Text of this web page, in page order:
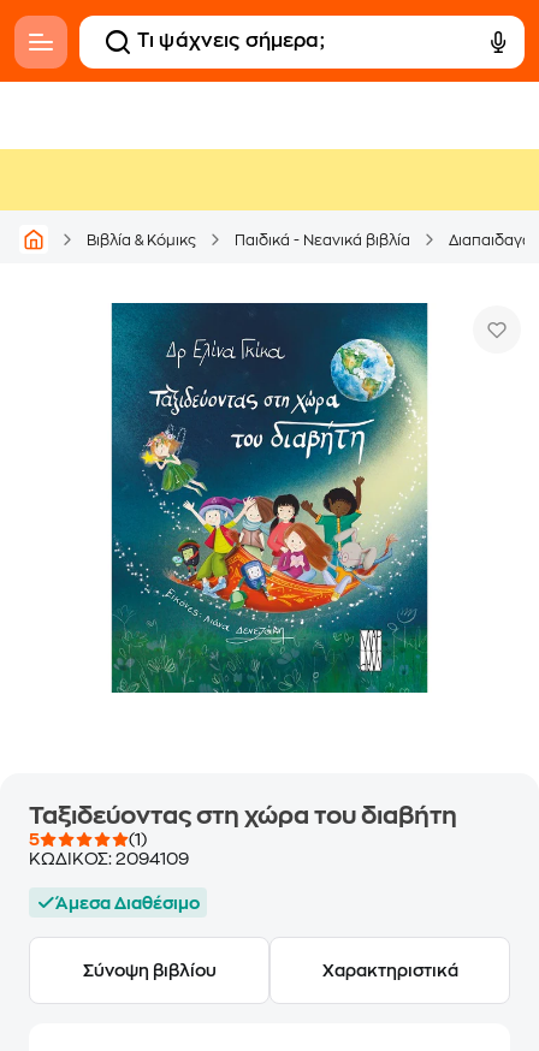
Βιβλία & Κόμικς Παιδικά - Νεανικά βιβλία
Ταξιδεύοντας στη χώρα του διαβήτη
5
(1)
ΚΩΔΙΚΟΣ: 2094109
Άμεσα Διαθέσιμο
Σύνοψη βιβλίου Χαρακτηριστικά